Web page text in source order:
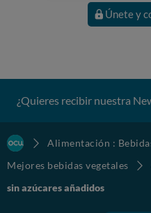
Únete y
¿Quieres recibir nuestra
Alimentación :
Mejores bebidas vegetales
sin azúcares añadidos